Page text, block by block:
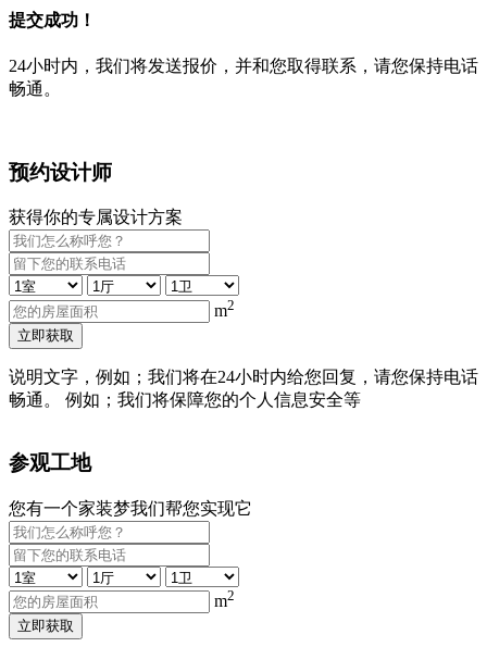
提交成功！
24小时内，我们将发送报价，并和您取得联系，请您保持电话
畅通。
预约设计师
获得你的专属设计方案
m2
立即获取
说明文字，例如；我们将在24小时内给您回复，请您保持电话
畅通。 例如；我们将保障您的个人信息安全等
参观工地
您有一个家装梦我们帮您实现它
m2
立即获取